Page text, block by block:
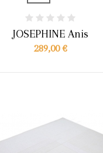
JOSEPHINE Anis
289,00 €